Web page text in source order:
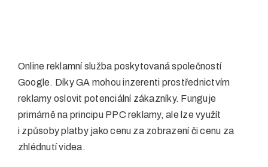
Online reklamní služba poskytovaná společností
Google. Díky GA mohou inzerenti prostřednictvím
reklamy oslovit potenciální zákazníky. Funguje
primárně na principu PPC reklamy, ale lze využít
i způsoby platby jako cenu za zobrazení či cenu za
zhlédnutí videa.